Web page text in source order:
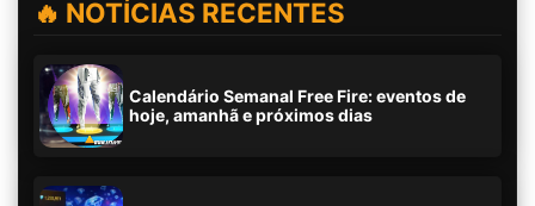
🔥 NOTÍCIAS RECENTES
Calendário Semanal Free Fire: eventos de
hoje, amanhã e próximos dias